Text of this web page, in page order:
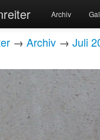
Archiv
→ Archiv → Juli